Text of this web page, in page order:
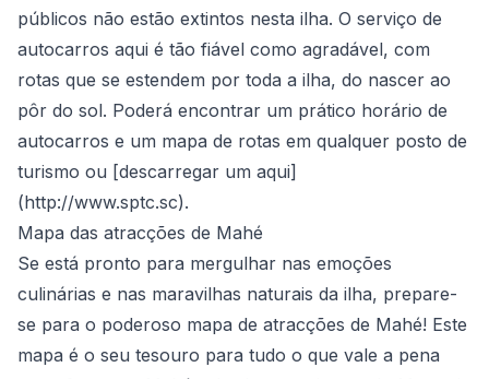
públicos não estão extintos nesta ilha. O serviço de
autocarros aqui é tão fiável como agradável, com
rotas que se estendem por toda a ilha, do nascer ao
pôr do sol. Poderá encontrar um prático horário de
autocarros e um mapa de rotas em qualquer posto de
turismo ou [descarregar um aqui]
(http://www.sptc.sc).
Mapa das atracções de Mahé
Se está pronto para mergulhar nas emoções
culinárias e nas maravilhas naturais da ilha, prepare-
se para o poderoso mapa de atracções de Mahé! Este
mapa é o seu tesouro para tudo o que vale a pena